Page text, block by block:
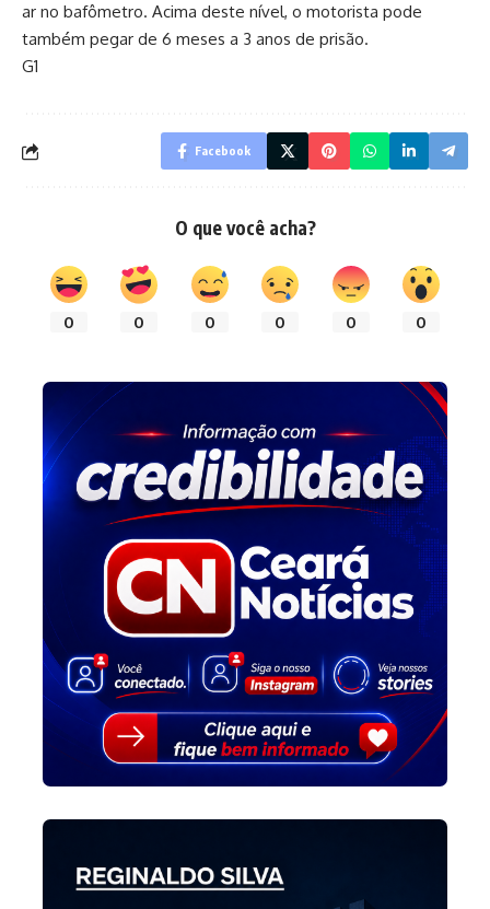
ar no bafômetro. Acima deste nível, o motorista pode
também pegar de 6 meses a 3 anos de prisão.
G1
Facebook
O que você acha?
0 0 0 0 0 0